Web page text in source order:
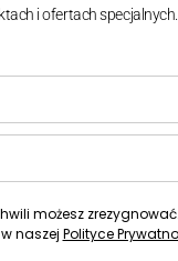
i ofertach specjalnych.
możesz
naszej Polityce